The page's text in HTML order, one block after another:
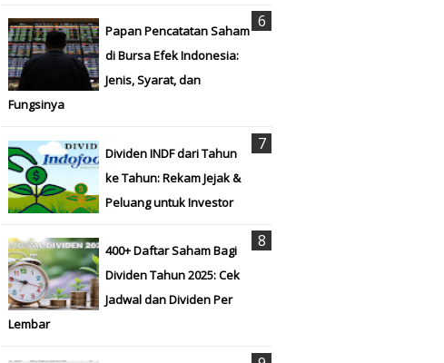
Papan Pencatatan Saham
di Bursa Efek Indonesia:
Jenis, Syarat, dan
Fungsinya
Dividen INDF dari Tahun
ke Tahun: Rekam Jejak &
Peluang untuk Investor
400+ Daftar Saham Bagi
Dividen Tahun 2025: Cek
Jadwal dan Dividen Per
Lembar